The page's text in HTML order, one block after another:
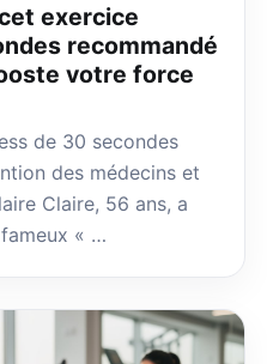
exercice
recommandé
votre force
de 30 secondes
des médecins et
Claire, 56 ans, a
« …